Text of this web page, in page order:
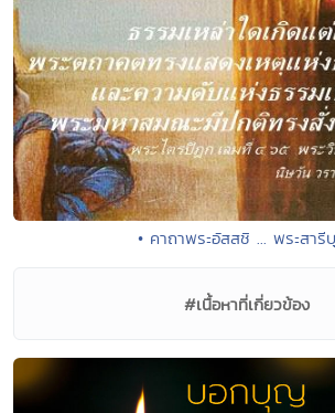
• คาถาพระอัสสชิ ... พระสารี
#เนื้อหาที่เกี่ยวข้อง